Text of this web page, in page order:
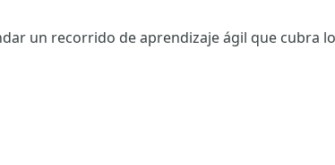
un recorrido de aprendizaje ágil que cubra